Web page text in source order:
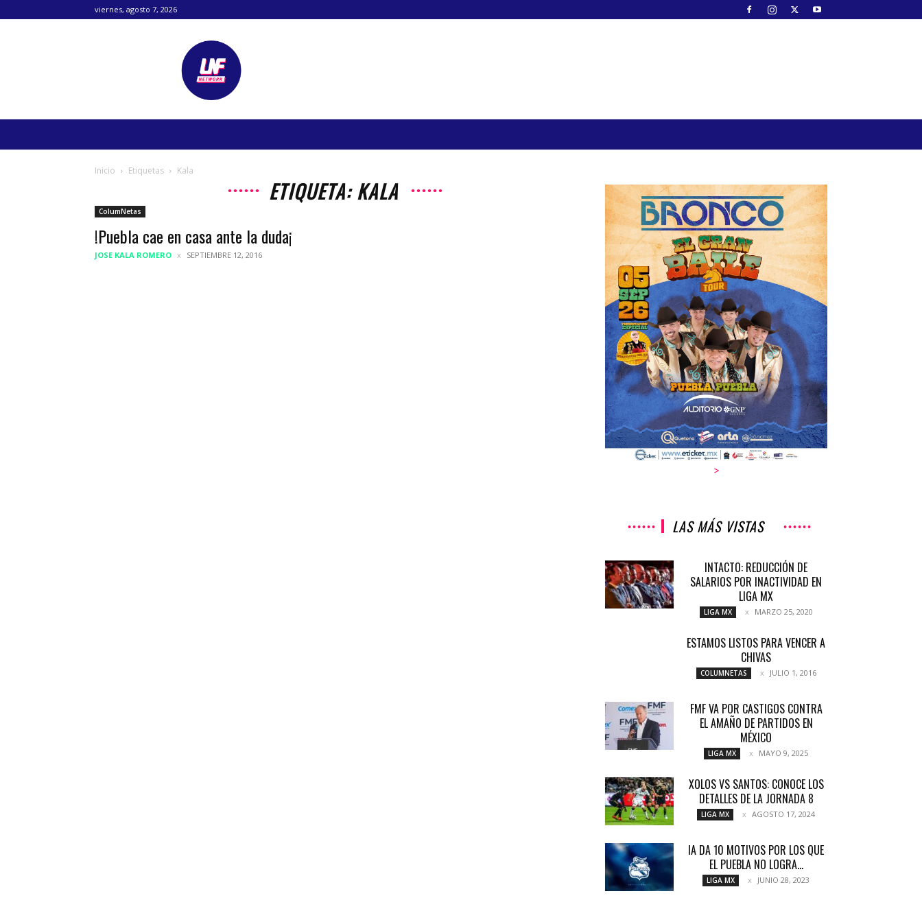
viernes, agosto 7, 2026
Lanetafutbolera
Inicio Etiquetas Kala
ETIQUETA: KALA
ColumNetas
!Puebla cae en casa ante la duda¡
JOSE KALA ROMERO SEPTIEMBRE 12, 2016
>
LAS MÁS VISTAS
INTACTO: REDUCCIÓN DE
SALARIOS POR INACTIVIDAD EN
LIGA MX
LIGA MX MARZO 25, 2020
ESTAMOS LISTOS PARA VENCER A
CHIVAS
COLUMNETAS JULIO 1, 2016
FMF VA POR CASTIGOS CONTRA
EL AMAÑO DE PARTIDOS EN
MÉXICO
LIGA MX MAYO 9, 2025
XOLOS VS SANTOS: CONOCE LOS
DETALLES DE LA JORNADA 8
LIGA MX AGOSTO 17, 2024
IA DA 10 MOTIVOS POR LOS QUE
EL PUEBLA NO LOGRA...
LIGA MX JUNIO 28, 2023